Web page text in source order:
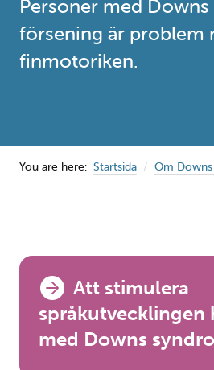
Personer med
försening är problem
finmotoriken.
You are here: Startsida Om
Navigation
Att stimulera
språkutvecklingen
med Downs